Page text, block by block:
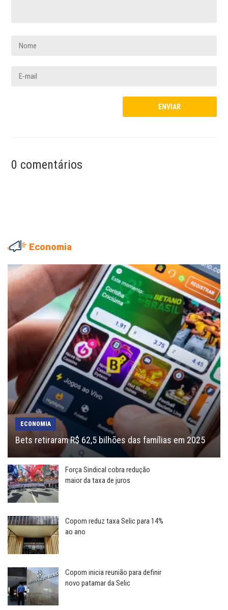
0 comentários
Economia
ECONOMIA
Bets retiraram R$ 62,5 bilhões das famílias em 2025
Força Sindical cobra redução
maior da taxa de juros
Copom reduz taxa Selic para 14%
ao ano
Copom inicia reunião para definir
novo patamar da Selic